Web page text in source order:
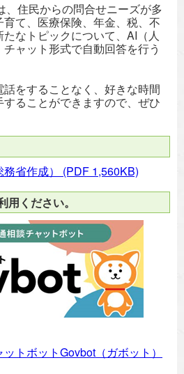
、住民からの問合せニーズが多
て、医療保険、年金、税、不
なトピックについて、AI（人
ャット形式で自動回答を行う
をすることなく、好きな時間
ることができますので、ぜひ
省作成）
(PDF 1,560KB)
用ください。
トボットGovbot（ガボット）